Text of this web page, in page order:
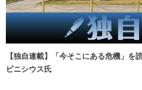
【独自連載】「今そこにある危機」
ビニシウス氏